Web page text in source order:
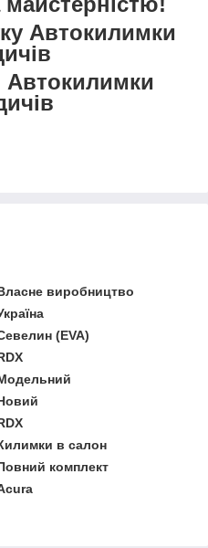
Автокилимки
Автокилимки
виробництво
(EVA)
в салон
комплект